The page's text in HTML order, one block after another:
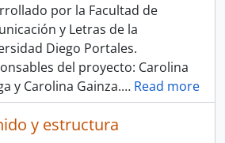
por la Facultad de
y Letras de la
Diego Portales.
del proyecto: Carolina
y Carolina Gainza.… Read more
y estructura